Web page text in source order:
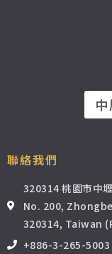
聯絡我們
320314 桃園市中
No. 200,
320314, Taiwan
+886-3-265-5003